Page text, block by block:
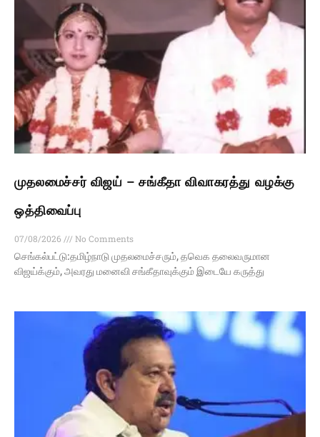
முதலமைச்சர் விஜய் – சங்கீதா விவாகரத்து வழக்கு
ஒத்திவைப்பு
07/08/2026
No Comments
செங்கல்பட்டு:தமிழ்நாடு முதலமைச்சரும், தவெக தலைவருமான
விஜய்க்கும், அவரது மனைவி சங்கீதாவுக்கும் இடையே கருத்து